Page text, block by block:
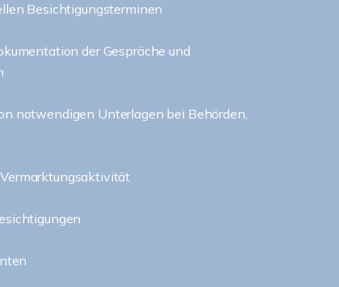
Besichtigungsterminen
der Gespräche und
notwendigen Unterlagen bei Behörden,